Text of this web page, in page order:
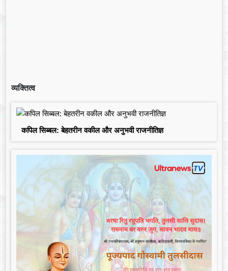
व्यक्तित्व
कपिल सिब्बल: बेहतरीन वकील और अनुभवी राजनीतिज्ञ